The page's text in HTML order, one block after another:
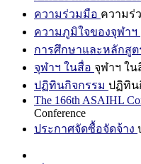
ความร่วมมือ ความร่
ความภูมิใจของจุฬาฯ
การศึกษาและหลักสูต
จุฬาฯ ในสื่อ จุฬาฯ ใน
ปฏิทินกิจกรรม ปฏิทิน
The 166th ASAIHL
Conference
ประกาศจัดซื้อจัดจ้าง